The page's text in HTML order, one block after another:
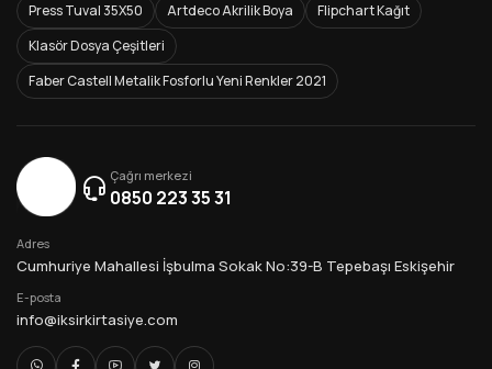
Press Tuval 35X50
Artdeco Akrilik Boya
Flipchart Kağıt
Klasör Dosya Çeşitleri
Faber Castell Metalik Fosforlu Yeni Renkler 2021
Çağrı merkezi
0850 223 35 31
Adres
Cumhuriye Mahallesi İşbulma Sokak No:39-B Tepebaşı Eskişehir
E-posta
info@iksirkirtasiye.com